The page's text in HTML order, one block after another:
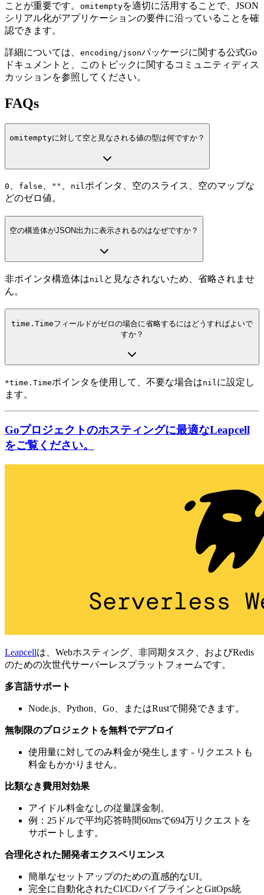
ことが重要です。 omitemptyを適切に活用することで、JSON
シリアル化がアプリケーションの要件に沿っていることを確
認できます。
詳細については、 encoding/jsonパッケージに関する公式Go
ドキュメントと、このトピックに関するコミュニティディス
カッションを参照してください。
FAQs
omitemptyに対して空と見なされる値の型は何ですか？
0 、 false 、 "" 、 nilポインタ、空のスライス、空のマップな
どのゼロ値。
空の構造体がJSON出力に表示されるのはなぜですか？
非ポインタ構造体はnil と見なされないため、省略されませ
ん。
time.Timeフィールドがゼロの場合に省略するにはどうすればよいで
すか？
*time.Timeポインタを使用して、不要な場合はnil に設定し
ます。
Goプロジェクトのホスティングに最適なLeapcell
をご覧ください。
Leapcellは、Webホスティング、非同期タスク、およびRedis
のための次世代サーバーレスプラットフォームです。
多言語サポート
Node.js、Python、Go、またはRustで開発できます。
無制限のプロジェクトを無料でデプロイ
使用量に対してのみ料金が発生します - リクエストも
料金もかかりません。
比類なき費用対効果
アイドル料金なしの従量課金制。
例：25ドルで平均応答時間60msで694万リクエストを
サポートします。
合理化された開発者エクスペリエンス
簡単なセットアップのための直感的なUI。
完全に自動化されたCI/CDパイプラインとGitOps統